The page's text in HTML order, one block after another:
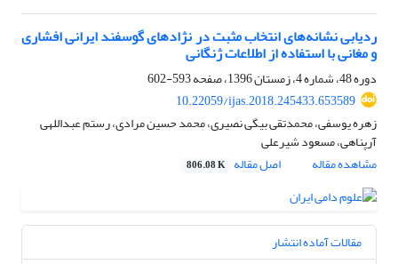
ردیابی نشانه‌های انتخاب مثبت در نژاد‌های گوسفند ایرانی افشاری
و مغانی با استفاده از اطلاعات ژنگانی
دوره 48، شماره 4، زمستان 1396، صفحه
593-602
10.22059/ijas.2018.245433.653589
زهره یوسفی، محمدتقی بیگی نصیری، محمد حسین مرادی، رستم عبداللهی
آرپناهی، مسعود شیرعلی
مشاهده مقاله
اصل مقاله 806.08 K
مقالات آماده انتشار